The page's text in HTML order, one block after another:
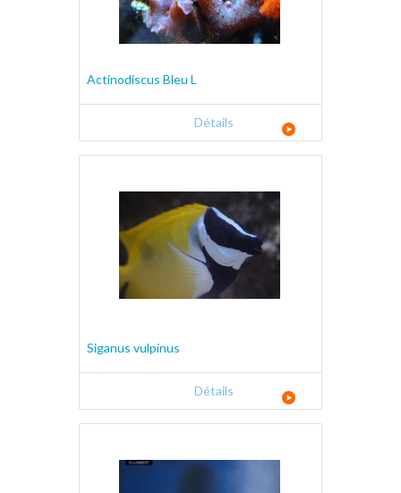
Actinodiscus Bleu L
Détails
Siganus vulpinus
Détails